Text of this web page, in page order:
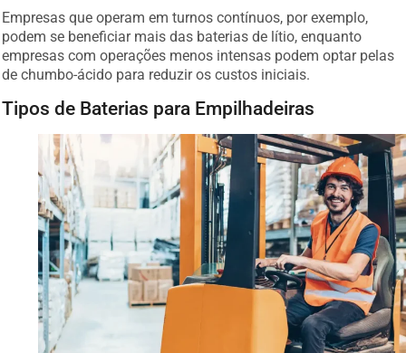
Empresas que operam em turnos contínuos, por exemplo,
podem se beneficiar mais das baterias de lítio, enquanto
empresas com operações menos intensas podem optar pelas
de chumbo-ácido para reduzir os custos iniciais.
Tipos de Baterias para Empilhadeiras